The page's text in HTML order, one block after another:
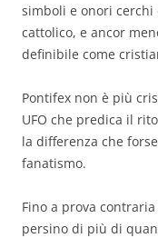
simboli e onori
cattolico, e ancor
definibile come
Pontifex non è più
UFO che predica il
la differenza che
fanatismo.
Fino a prova
persino di più di